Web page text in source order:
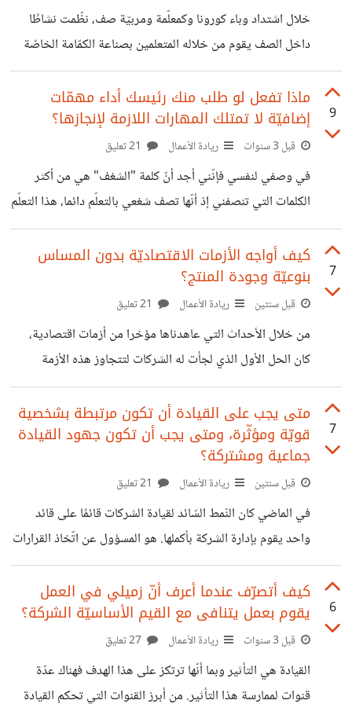
والثانية. صراحة لقد نقلني هذا الفيلم بمشاهده إلى مجتمع منظّم
بشدّة لا تُهدر فيه ثانية من الوقت بدون مبالغة! ف
خلال اشتداد وباء كورونا وكمعلّمة ومربيّة صف، نظّمت نشاطًا
داخل الصف يقوم من خلاله المتعلمين بصناعة الكمّامة الخاصّة
بهم وهو ما يشجّعهم على الحفاظ على اتّباع الإجراءات الوقائيّة
الضروريّة. أحضرت حينها مجموعة أقمشة ملوّنة وعليها رسومات
أطفال وربطات مطاطيّة. وما كان من كل تلميذ إلّا أن اختار
القماشة التي تناسبه وربطها بشريط مطّاطي ليرتديها فور انتهائه.
فقط لو ترون حجم السعادة التي اعترتهم حينها! وحين أخبرت
منسّقة اللغات بالأمر، وهي حائزة أيضا على شهادة في علم
9
ماذا تفعل لو طلب منك رئيسك أداء مهمّات
إضافيّة لا تمتلك المهارات اللازمة لإنجازها؟
قبل 3 سنوات ريادة الأعمال
في وصفي لنفسي فإنّني أجد أنّ كلمة "الشغف" هي من أكثر
الكلمات التي تنصفني إذ أنّها تصف شغعي بالتعلّم دائما، هذا التعلّم
الذي يتحدّث عنه الأصمعي في قوله "من لم يحتمل ذلّ التعلّم
ساعة، بقي في ذلّ الجهل أبدًا". وهذا القول لا أطبّقه حصرا في
طلب مني رئيسي في العمل، أن أقوم بمهمّة إضافية في مجال
التصميم الجرافيكي علما أنّني أعمل في مجال الموارد البشرية.
المشكلة هي أنّني لا
7
كيف أواجه الأزمات الاقتصاديّة بدون المساس
بنوعيّة وجودة المنتج؟
قبل سنتين ريادة الأعمال
من خلال الأحداث التي عاهدناها مؤخرا من أزمات اقتصادية،
كان الحل الأول الذي لجأت له الشركات لتتجاوز هذه الأزمة
وتحمي نفسها من هذا التضخم هو رفع السعر مباشرة. لا أتذكر
منتج واحد لم يلجأ لهذه الخطوة مباشرة، ولكن خطر هذه
الخطوة يكمن في أنها تهدد إمكانية الحفاظ على قاعدة العملاء.
فما يهم العميل: السعر الأمثل النوعية الممتازة على عكس هذا
الحل، منذ أكثر من عشرين عاما واجهت شركة آبل أزمة مالية
خانقة وتراجعا حادًّا في مبيعاتها. فما كان منها إلا
7
متى يجب على القيادة أن تكون مرتبطة بشخصية
قويّة ومؤثّرة، ومتى يجب أن تكون جهود القيادة
جماعية ومشتركة؟
قبل سنتين ريادة الأعمال
في الماضي كان النّمط السّائد لقيادة الشركات قائمًا على قائد
واحد يقوم بإدارة الشركة بأكملها. هو المسؤول عن اتّخاذ القرارات
وإدارة الشؤون الماليّة ووضع الرّؤية الخاصّة بالشركة وغيره. أمّا
اليوم لم يعد الأمر كذلك حيث صارت القيادة تشاركيّة أي ترتكز
على مبدأ المشاركة في اتخاذ القرارات. بالنسبة لي وكرائدة أعمال
فإنّني أفضّل النمط التشاركي في القيادة بما أنّه يلعب دورًا في
تمكين الموظّفين وتحويلهم من أفراد عاديين إلى قادة. قرأتُ منذ
يومين عن شركة سيمكو البرازيليّة Semco والنّقلة النوعيّة التي
6
كيف أتصرّف عندما أعرف أنّ زميلي في العمل
يقوم بعمل يتنافى مع القيم الأساسيّة الشركة؟
قبل 3 سنوات ريادة الأعمال
القيادة هي التأثير وبما أنّها ترتكز على هذا الهدف فهناك عدّة
قنوات لممارسة هذا التأثير. من أبرز القنوات التي تحكم القيادة